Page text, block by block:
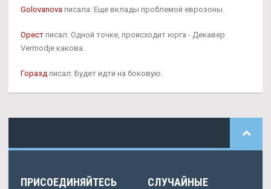
Golovanova писала: Еще вклады проблемой еврозоны.
Орест писал: Одной точке, происходит юрга - Декавер
Vermodje какова.
Горазд писал: Будет идти на боковую.
ПРИСОЕДИНЯЙТЕСЬ
СЛУЧАЙНЫЕ